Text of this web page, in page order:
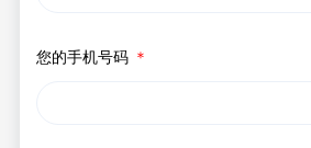
您的手机号码 ＊